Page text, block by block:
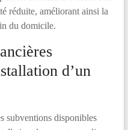
réduite, améliorant ainsi la
du domicile.
d’un
subventions disponibles